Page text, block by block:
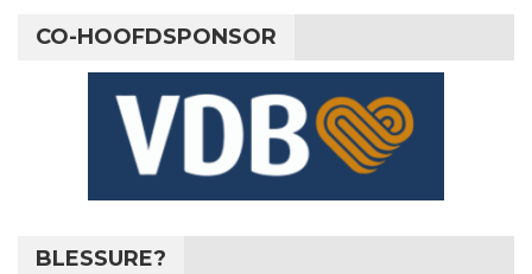
CO-HOOFDSPONSOR
BLESSURE?